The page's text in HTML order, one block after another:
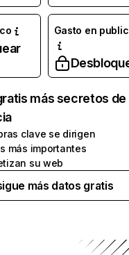
Gasto en
más secretos de
clave se dirigen
más importantes
su web
más datos gratis